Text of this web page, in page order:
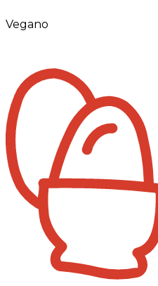
Vegano